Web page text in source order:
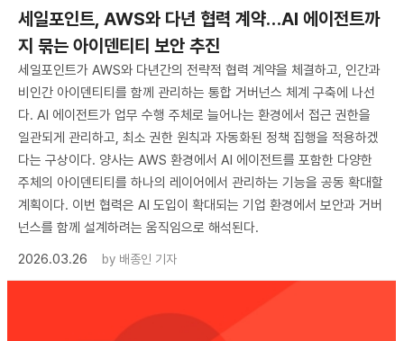
세일포인트, AWS와 다년 협력 계약…AI 에이전트까
지 묶는 아이덴티티 보안 추진
세일포인트가 AWS와 다년간의 전략적 협력 계약을 체결하고, 인간과
비인간 아이덴티티를 함께 관리하는 통합 거버넌스 체계 구축에 나선
다. AI 에이전트가 업무 수행 주체로 늘어나는 환경에서 접근 권한을
일관되게 관리하고, 최소 권한 원칙과 자동화된 정책 집행을 적용하겠
다는 구상이다. 양사는 AWS 환경에서 AI 에이전트를 포함한 다양한
주체의 아이덴티티를 하나의 레이어에서 관리하는 기능을 공동 확대할
계획이다. 이번 협력은 AI 도입이 확대되는 기업 환경에서 보안과 거버
넌스를 함께 설계하려는 움직임으로 해석된다.
2026.03.26
by 배종인 기자